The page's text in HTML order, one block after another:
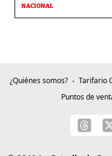
NACIONAL
¿Quiénes somos? Tarifario
Puntos de